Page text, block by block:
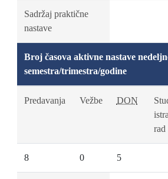
Sadržaj praktične
nastave
Broj časova aktivne nastave
semestra/trimestra/godine
Predavanja Vežbe DON
rad
8 0 5